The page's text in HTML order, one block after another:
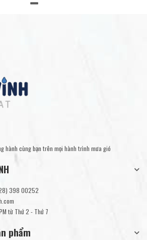
hành cùng bạn trên mọi hành trình mưa gió
398 00252
từ Thứ 2 - Thứ 7
phẩm